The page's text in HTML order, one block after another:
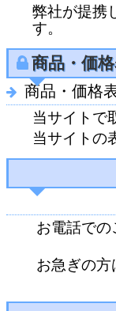
弊社が提携
す。
商品・価
商品・価格
当サイトで
当サイトの
お電話で
お急ぎの